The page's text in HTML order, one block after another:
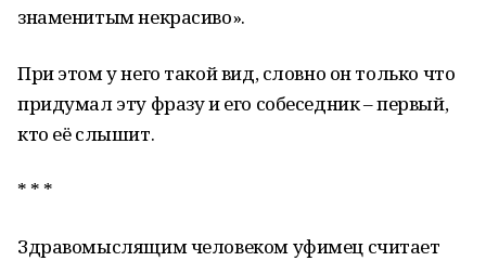
знаменитым некрасиво».
При этом у него такой вид, словно он только что
придумал эту фразу и его собеседник – первый,
кто её слышит.
* * *
Здравомыслящим человеком уфимец считает